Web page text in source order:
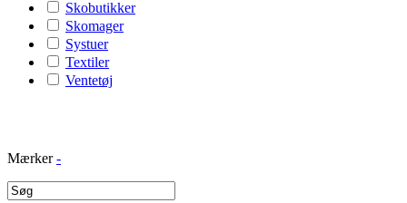
Skobutikker
Skomager
Systuer
Textiler
Ventetøj
Mærker -